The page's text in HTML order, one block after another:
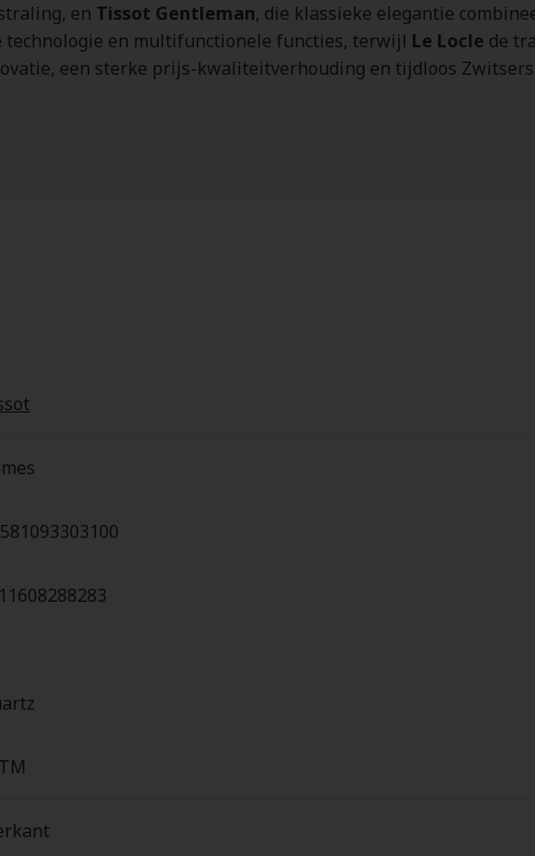
en Tissot Gentleman, die klassieke elegantie
technologie en multifunctionele functies, terwijl Le Locle de
een sterke prijs-kwaliteitverhouding en tijdloos Zwitsers